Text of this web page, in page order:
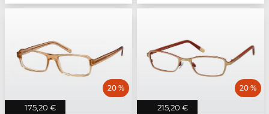
175,20 €
20 %
215,20 €
20 %